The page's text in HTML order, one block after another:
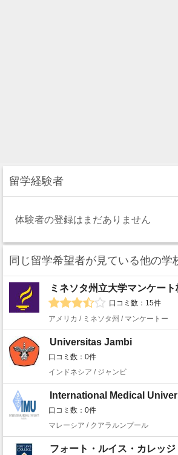
留学経験者
体験者の登録はまだありません
同じ留学希望者が見ている他の学
ミネソタ州立大学マンケート
口コミ数：15件
アメリカ / ミネソタ州 / マンケートー
Universitas Jambi
口コミ数：0件
インドネシア / ジャンビ
International Medical
口コミ数：0件
マレーシア / クアラルンプール
フォート・ルイス・カレッジ